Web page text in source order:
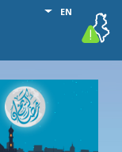
EN
List
vigilance